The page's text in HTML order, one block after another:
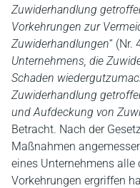
Zuwiderhandlung
Vorkehrungen zur
Zuwiderhandlungen“ (Nr.
Unternehmens, die
Schaden
Zuwiderhandlung
und Aufdeckung von
Betracht. Nach der
Maßnahmen
eines Unternehmens
Vorkehrungen ergriffen